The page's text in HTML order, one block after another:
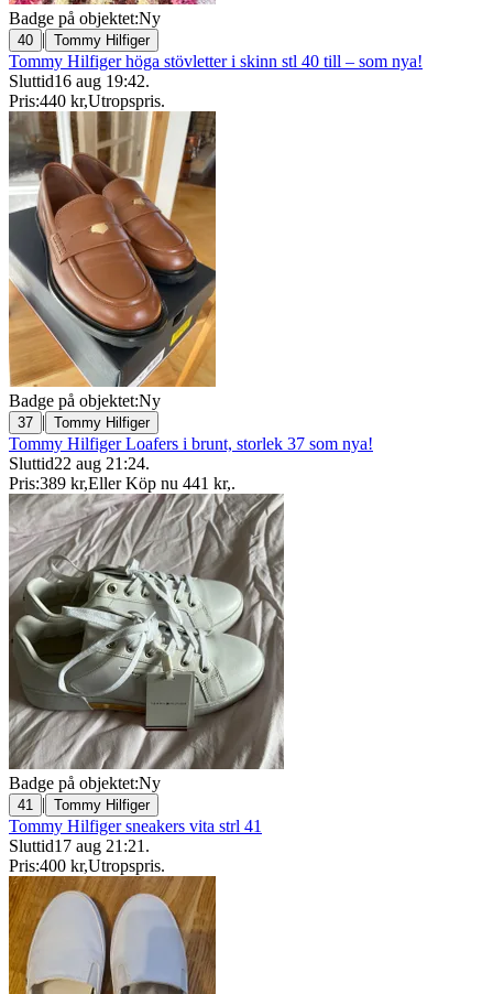
Badge på objektet:Ny
40 | Tommy Hilfiger
Tommy Hilfiger höga stövletter i skinn stl 40 till – som nya!
Sluttid16 aug 19:42.
Pris:440 kr,Utropspris.
Badge på objektet:Ny
37 | Tommy Hilfiger
Tommy Hilfiger Loafers i brunt, storlek 37 som nya!
Sluttid22 aug 21:24.
Pris:389 kr,Eller Köp nu 441 kr,.
Badge på objektet:Ny
41 | Tommy Hilfiger
Tommy Hilfiger sneakers vita strl 41
Sluttid17 aug 21:21 .
Pris:400 kr,Utropspris.